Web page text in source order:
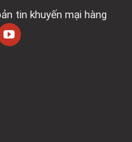
tin khuyến mại hàng